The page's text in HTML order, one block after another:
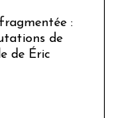
:
de
de Éric